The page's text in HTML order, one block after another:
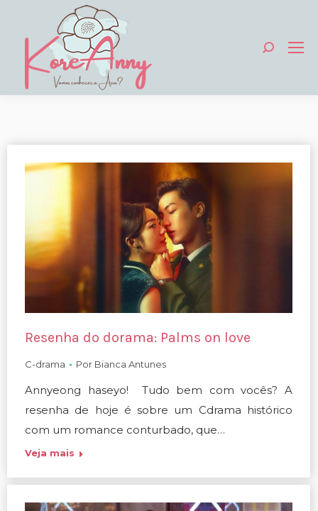
Search:
Resenha do dorama: Palms on love
C-drama Por Bianca Antunes
Annyeong haseyo! Tudo bem com vocês? A
resenha de hoje é sobre um Cdrama histórico
com um romance conturbado, que…
Veja mais